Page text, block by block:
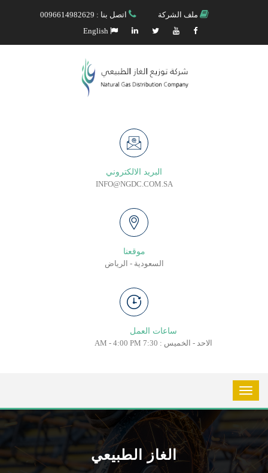
ملف الشركة
اتصل بنا : 0096614982629
English
البريد الالكتروني
INFO@NGDC.COM.SA
موقعنا
السعودية - الرياض
ساعات العمل
الاحد - الخميس : 7:30 AM - 4:00 PM
الغاز الطبيعي